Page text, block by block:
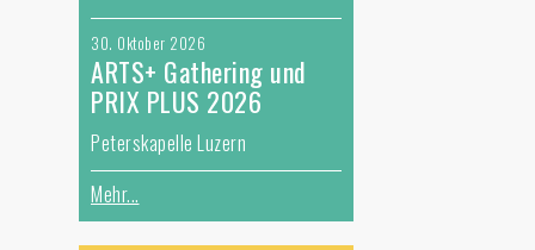
30. Oktober 2026
ARTS+ Gathering und
PRIX PLUS 2026
Peterskapelle Luzern
Mehr...